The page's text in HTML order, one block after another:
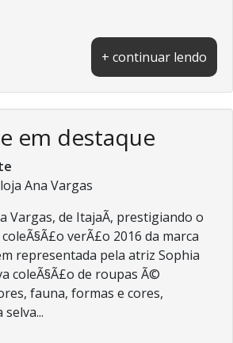
+ continuar lendo
em destaque
Ana Vargas
Vargas, de ItajaÃ­, prestigiando o
verÃ£o 2016 da marca
representada pela atriz Sophia
coleÃ§Ã£o de roupas Ã©
fauna, formas e cores,